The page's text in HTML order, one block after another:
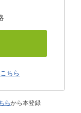
ちら
らから本登録